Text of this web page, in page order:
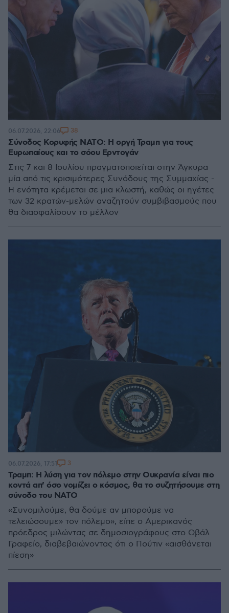
Σύνοδος Κορυφής ΝΑΤΟ: Η οργή Τραμπ για τους
Ευρωπαίους και το σόου Ερντογάν
Στις 7 και 8 Ιουλίου πραγματοποιείται στην Άγκυρα
μία από τις κρισιμότερες Συνόδους της Συμμαχίας -
Η ενότητα κρέμεται σε μια κλωστή, καθώς οι ηγέτες
των 32 κρατών-μελών αναζητούν συμβιβασμούς που
θα διασφαλίσουν το μέλλον
06.07.2026, 22:06 38
Τραμπ: Η λύση για τον πόλεμο στην Ουκρανία είναι πιο
κοντά απ’ όσο νομίζει ο κόσμος, θα το συζητήσουμε στη
σύνοδο του ΝΑΤΟ
«Συνομιλούμε, θα δούμε αν μπορούμε να
τελειώσουμε» τον πόλεμο», είπε ο Αμερικανός
πρόεδρος μιλώντας σε δημοσιογράφους στο Οβάλ
Γραφείο, διαβεβαιώνοντας ότι ο Πούτιν «αισθάνεται
πίεση»
06.07.2026, 17:51 3